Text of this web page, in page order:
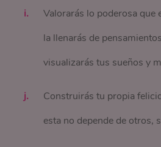
Valorarás lo poderosa que
la llenarás de
visualizarás tus sueños y
Construirás tu propia
esta no depende de otros,